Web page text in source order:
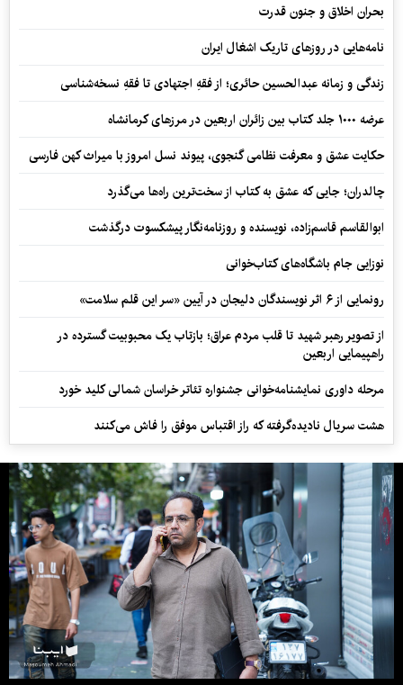
بحران اخلاق و جنون قدرت
نامه‌هایی در روزهای تاریک اشغال ایران
زندگی و زمانه عبدالحسین حائری؛ از فقهِ اجتهادی تا فقهِ نسخه‌شناسی
عرضه ۱۰۰۰ جلد کتاب بین زائران اربعین در مرزهای کرمانشاه
حکایت عشق و معرفت نظامی گنجوی، پیوند نسل امروز با میراث کهن فارسی
چالدران؛ جایی که عشق به کتاب از سخت‌ترین راه‌ها می‌گذرد
ابوالقاسم قاسم‌زاده، نویسنده و روزنامه‌نگار پیشکسوت درگذشت
نوزایی جام باشگاه‌های کتاب‌خوانی
رونمایی از ۶ اثر نویسندگان دلیجان در آیین «سر این قلم سلامت»
از تصویر رهبر شهید تا قلب مردم عراق؛ بازتاب یک محبوبیت گسترده در
راهپیمایی اربعین
مرحله داوری نمایشنامه‌خوانی جشنواره تئاتر خراسان شمالی کلید خورد
هشت سریال نادیده‌گرفته که راز اقتباس موفق را فاش می‌کنند